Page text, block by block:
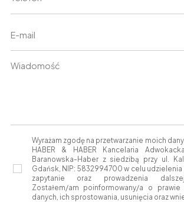
Wyrażam zgodę na przetwarzanie moich
HABER & HABER Kancelaria
Baranowska-Haber z siedzibą przy ul.
Gdańsk, NIP: 5832994700 w celu
zapytanie oraz prowadzenia
Zostałem/am poinformowany/a o
danych, ich sprostowania, usunięcia oraz